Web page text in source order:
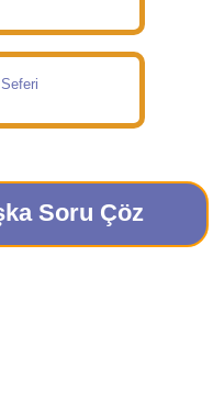
Soru Çöz